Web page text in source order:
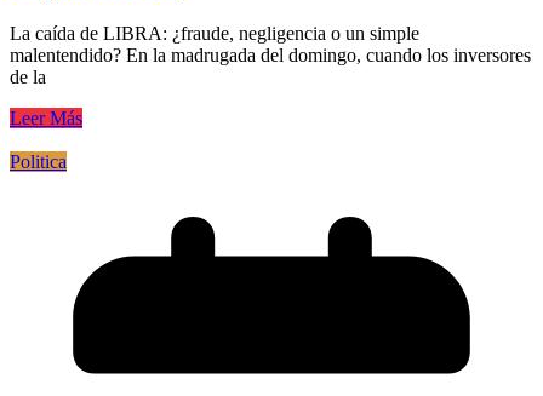
La caída de LIBRA: ¿fraude, negligencia o un simple
malentendido? En la madrugada del domingo, cuando los inversores
de la
Leer Más
Politica